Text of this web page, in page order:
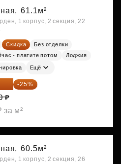
61.1м²
1 корпус, 2 секция, 22
Скидка
Без отделки
- платите потом
Лоджия
Ещё
₽ -25%
₽
за м²
60.5м²
1 корпус, 2 секция, 26